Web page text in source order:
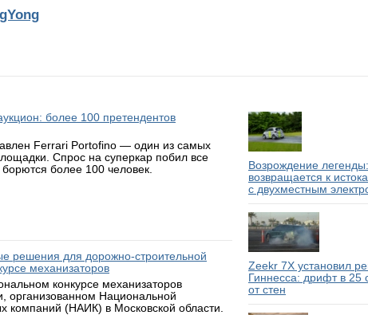
более 100 претендентов
Ferrari Portofino — один из самых
Спрос на суперкар побил все
более 100 человек.
решения для дорожно-строительной
механизаторов
конкурсе механизаторов
организованном Национальной
компаний (НАИК) в Московской области.
Возрождение
возвращается к
с двухместным
Zeekr 7X установил
Гиннесса: дрифт в 25
от стен